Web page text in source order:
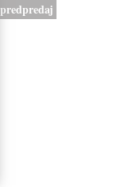
predpredaj